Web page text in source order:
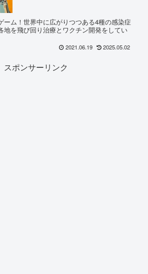
ーム！世界中に広がりつつある4種の感染症
地を飛び回り治療とワクチン開発をしてい
2021.06.19 2025.05.02
スポンサーリンク